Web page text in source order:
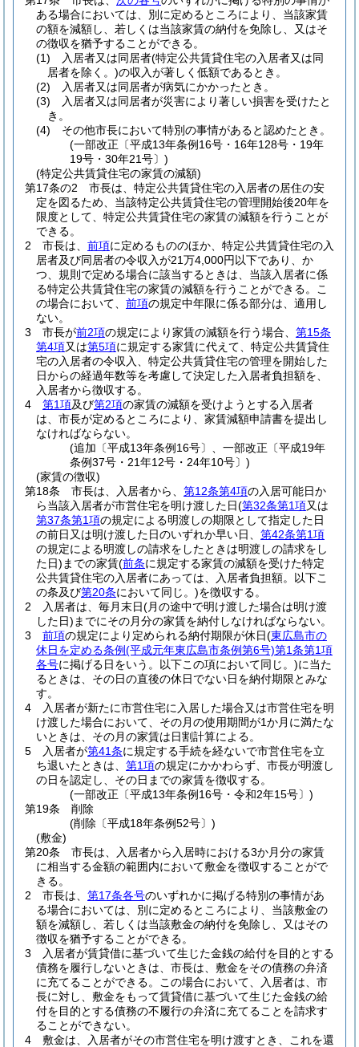
ある場合においては、別に定めるところにより、当該家賃
の額を減額し、若しくは当該家賃の納付を免除し、又はそ
の徴収を猶予することができる。
(1)
入居者又は同居者(特定公共賃貸住宅の入居者又は同
居者を除く。)の収入が著しく低額であるとき。
(2)
入居者又は同居者が病気にかかったとき。
(3)
入居者又は同居者が災害により著しい損害を受けたと
き。
(4)
その他市長において特別の事情があると認めたとき。
(一部改正〔平成13年条例16号・16年128号・19年
19号・30年21号〕)
(特定公共賃貸住宅の家賃の減額)
第17条の2
市長は、特定公共賃貸住宅の入居者の居住の安
定を図るため、当該特定公共賃貸住宅の管理開始後20年を
限度として、特定公共賃貸住宅の家賃の減額を行うことが
できる。
2
市長は、 前項に定めるもののほか、特定公共賃貸住宅の入
居者及び同居者の令収入が21万4,000円以下であり、か
つ、規則で定める場合に該当するときは、当該入居者に係
る特定公共賃貸住宅の家賃の減額を行うことができる。
こ
の場合において、 前項の規定中年限に係る部分は、適用し
ない。
3
市長が前2項の規定により家賃の減額を行う場合、 第15条
第4項又は第5項に規定する家賃に代えて、特定公共賃貸住
宅の入居者の令収入、特定公共賃貸住宅の管理を開始した
日からの経過年数等を考慮して決定した入居者負担額を、
入居者から徴収する。
4
第1項及び第2項の家賃の減額を受けようとする入居者
は、市長が定めるところにより、家賃減額申請書を提出し
なければならない。
(追加〔平成13年条例16号〕、一部改正〔平成19年
条例37号・21年12号・24年10号〕)
(家賃の徴収)
第18条
市長は、入居者から、 第12条第4項の入居可能日か
ら当該入居者が市営住宅を明け渡した日(第32条第1項又は
第37条第1項の規定による明渡しの期限として指定した日
の前日又は明け渡した日のいずれか早い日、 第42条第1項
の規定による明渡しの請求をしたときは明渡しの請求をし
た日) までの家賃(前条に規定する家賃の減額を受けた特定
公共賃貸住宅の入居者にあっては、入居者負担額。以下こ
の条及び第20条において同じ。)を徴収する。
2
入居者は、毎月末日(月の途中で明け渡した場合は明け渡
した日) までにその月分の家賃を納付しなければならない。
3
前項の規定により定められる納付期限が休日(東広島市の
休日を定める条例(平成元年東広島市条例第6号)第1条第1項
各号に掲げる日をいう。以下この項において同じ。)に当た
るときは、その日の直後の休日でない日を納付期限とみな
す。
4
入居者が新たに市営住宅に入居した場合又は市営住宅を明
け渡した場合において、その月の使用期間が1か月に満たな
いときは、その月の家賃は日割計算による。
5
入居者が第41条に規定する手続を経ないで市営住宅を立
ち退いたときは、 第1項の規定にかかわらず、市長が明渡し
の日を認定し、その日までの家賃を徴収する。
(一部改正〔平成13年条例16号・令和2年15号〕)
第19条
削除
(削除〔平成18年条例52号〕)
(敷金)
第20条
市長は、入居者から入居時における3か月分の家賃
に相当する金額の範囲内において敷金を徴収することがで
きる。
2
市長は、 第17条各号のいずれかに掲げる特別の事情があ
る場合においては、別に定めるところにより、当該敷金の
額を減額し、若しくは当該敷金の納付を免除し、又はその
徴収を猶予することができる。
3
入居者が賃貸借に基づいて生じた金銭の給付を目的とする
債務を履行しないときは、市長は、敷金をその債務の弁済
に充てることができる。
この場合において、入居者は、市
長に対し、敷金をもって賃貸借に基づいて生じた金銭の給
付を目的とする債務の不履行の弁済に充てることを請求す
ることができない。
4
敷金は、入居者がその市営住宅を明け渡すとき、これを還